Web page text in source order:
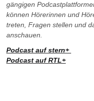
gängigen
können Hörerinnen und
treten, Fragen stellen und
anschauen.
Podcast auf stern+
Podcast auf RTL+